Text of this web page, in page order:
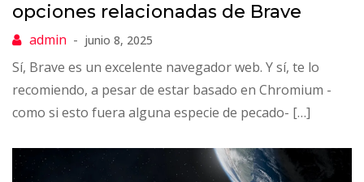
opciones relacionadas de Brave
junio 8, 2025
Sí, Brave es un excelente navegador web. Y sí, te lo
recomiendo, a pesar de estar basado en Chromium -
como si esto fuera alguna especie de pecado- […]